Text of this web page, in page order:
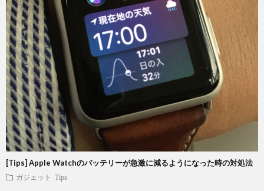
[Tips] Apple Watchのバッテリーが急激に減るようになった時の対処法
ガジェット Tips